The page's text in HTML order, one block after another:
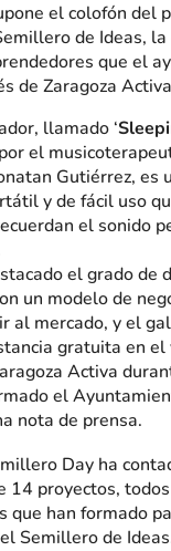
el colofón del
de Ideas, la
que el
de Zaragoza
llamado ‘
el
Gutiérrez, es
y de fácil uso
el sonido
el grado de
un modelo de
al mercado, y el
gratuita en el
Activa
el
nota de prensa.
Day ha
14 proyectos, todos
que han formado
Semillero de